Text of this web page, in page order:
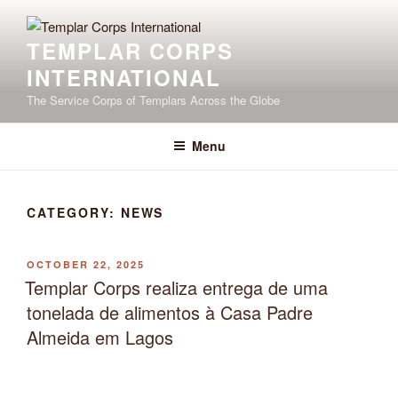
contentTEMPLAR CORPS
INTERNATIONAL
The Service Corps of Templars Across the Globe
Menu
CATEGORY: NEWS
POSTED
ON
OCTOBER 22, 2025
Templar Corps realiza entrega de uma
tonelada de alimentos à Casa Padre
Almeida em Lagos